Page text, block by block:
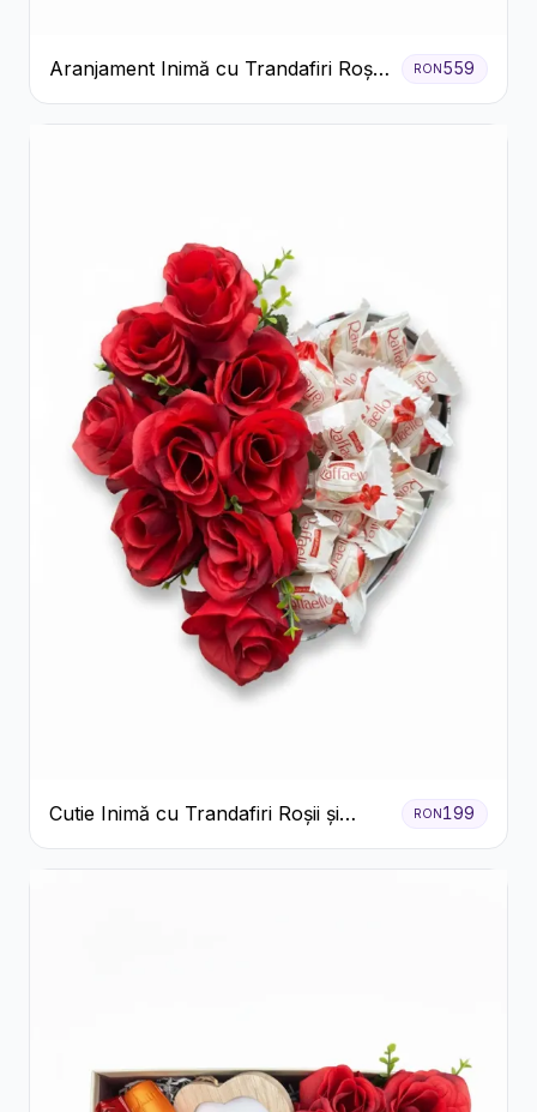
Aranjament Inimă cu Trandafiri Roșii
și Ciocolată Ferrero Rocher
RON559
Cutie Inimă cu Trandafiri Roșii și
Raffaello
RON199